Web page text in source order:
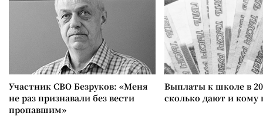
Участник СВО Безруков: «Меня
не раз признавали без вести
пропавшим»
Выплаты к школе в
сколько дают и